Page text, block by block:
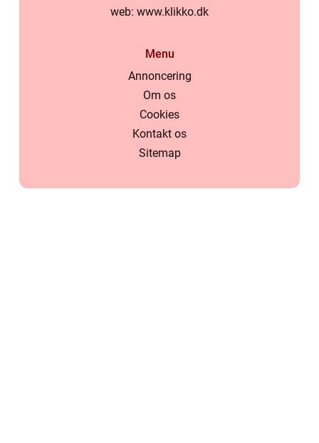
web: www.klikko.dk
Menu
Annoncering
Om os
Cookies
Kontakt os
Sitemap